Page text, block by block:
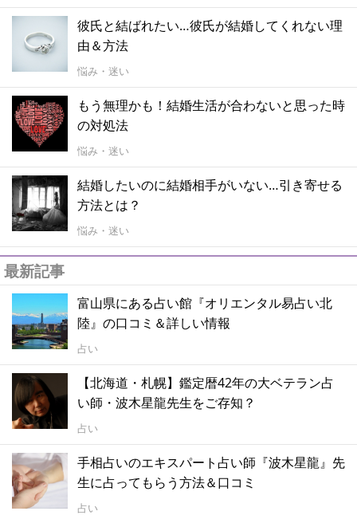
彼氏と結ばれたい…彼氏が結婚してくれない理
由＆方法
悩み・迷い
もう無理かも！結婚生活が合わないと思った時
の対処法
悩み・迷い
結婚したいのに結婚相手がいない…引き寄せる
方法とは？
悩み・迷い
最新記事
富山県にある占い館『オリエンタル易占い北
陸』の口コミ＆詳しい情報
占い
【北海道・札幌】鑑定暦42年の大ベテラン占
い師・波木星龍先生をご存知？
占い
手相占いのエキスパート占い師『波木星龍』先
生に占ってもらう方法＆口コミ
占い